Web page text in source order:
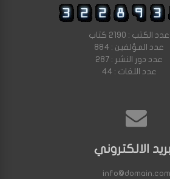
عدد الكتب : 2190 كتاب
عدد المؤلفين : 884
عدد دور النشر : 287
عدد اللغات : 44
الالكتروني
info@domain.com